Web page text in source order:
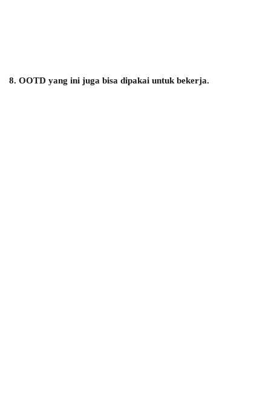
8. OOTD yang ini juga bisa dipakai untuk bekerja.